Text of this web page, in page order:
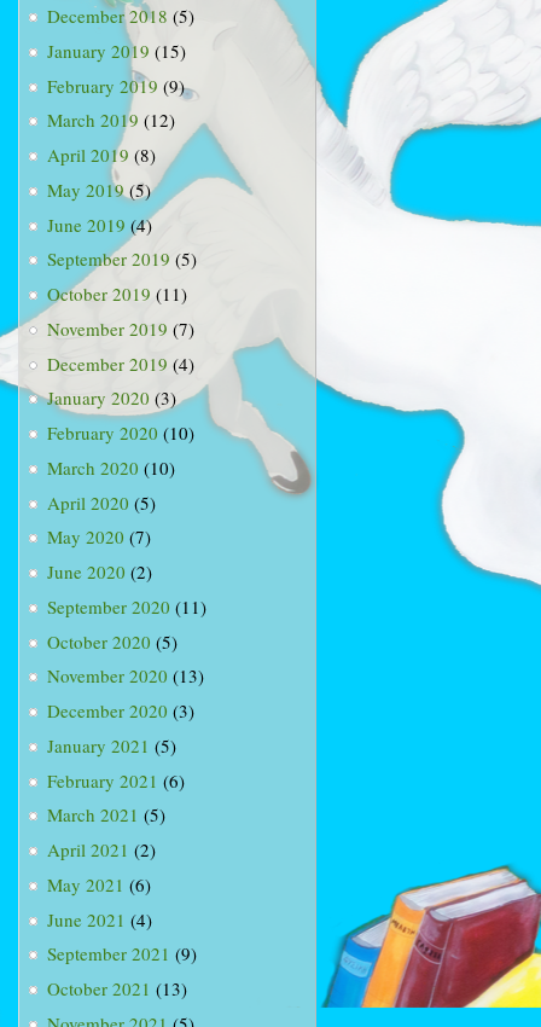
December 2018 (5)
January 2019 (15)
February 2019 (9)
March 2019 (12)
April 2019 (8)
May 2019(5)
June 2019 (4)
September 2019 (5)
October 2019 (11)
November 2019 (7)
December 2019 (4)
January 2020 (3)
February 2020 (10)
March 2020 (10)
April 2020 (5)
May 2020 (7)
June 2020 (2)
September 2020 (11)
October 2020 (5)
November 2020 (13)
December 2020 (3)
January 2021 (5)
February 2021 (6)
March 2021 (5)
April 2021 (2)
May 2021 (6)
June 2021 (4)
September 2021 (9)
October 2021 (13)